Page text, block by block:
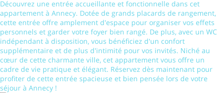
Découvrez une entrée accueillante et fonctionnelle dans cet
appartement à Annecy. Dotée de grands placards de rangement,
cette entrée offre amplement d'espace pour organiser vos effets
personnels et garder votre foyer bien rangé. De plus, avec un WC
indépendant à disposition, vous bénéficiez d'un confort
supplémentaire et de plus d'intimité pour vos invités. Niché au
cœur de cette charmante ville, cet appartement vous offre un
cadre de vie pratique et élégant. Réservez dès maintenant pour
profiter de cette entrée spacieuse et bien pensée lors de votre
séjour à Annecy !